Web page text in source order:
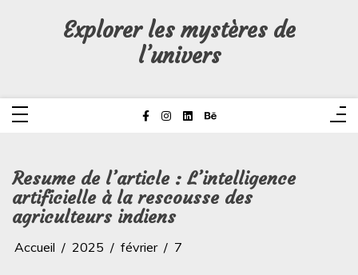
Explorer les mystères de
l’univers
Resume de l’article : L’intelligence
artificielle à la rescousse des
agriculteurs indiens
Accueil 2025 février 7